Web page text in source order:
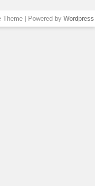
Theme | Powered by Wordpress